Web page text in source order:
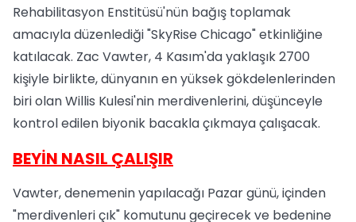
Rehabilitasyon Enstitüsü'nün bağış toplamak
amacıyla düzenlediği "SkyRise Chicago" etkinliğine
katılacak. Zac Vawter, 4 Kasım'da yaklaşık 2700
kişiyle birlikte, dünyanın en yüksek gökdelenlerinden
biri olan Willis Kulesi'nin merdivenlerini, düşünceyle
kontrol edilen biyonik bacakla çıkmaya çalışacak.
BEYİN NASIL ÇALIŞIR
Vawter, denemenin yapılacağı Pazar günü, içinden
"merdivenleri çık" komutunu geçirecek ve bedenine